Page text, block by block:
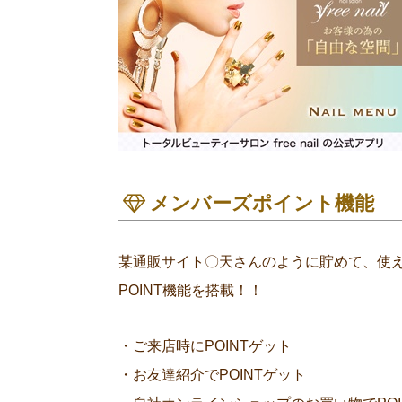
メンバーズポイント機能
某通販サイト〇天さんのように貯めて、使
POINT機能を搭載！！
・ご来店時にPOINTゲット
・お友達紹介でPOINTゲット